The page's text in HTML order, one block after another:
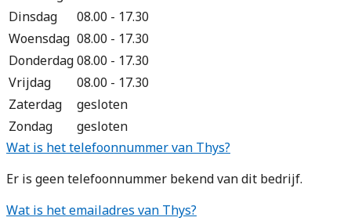
Dinsdag
08.00 - 17.30
Woensdag 08.00 - 17.30
Donderdag08.00 - 17.30
Vrijdag
08.00 - 17.30
Zaterdag
gesloten
Zondag
gesloten
Wat is het telefoonnummer van Thys?
Er is geen telefoonnummer bekend van dit bedrijf.
Wat is het emailadres van Thys?